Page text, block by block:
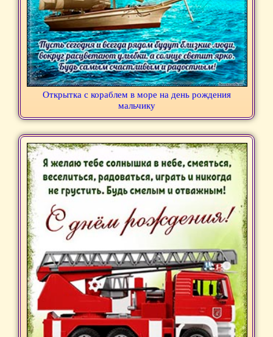
Открытка с кораблем в море на день рождения
мальчику